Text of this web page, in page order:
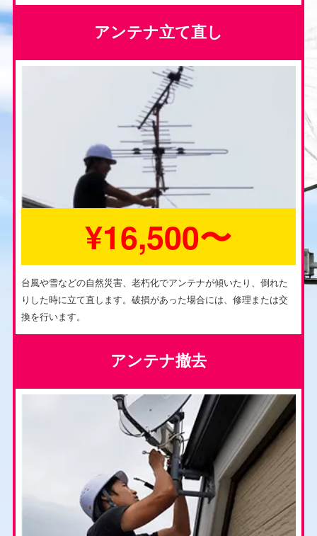
アンテナ立て直し
¥16,500〜
台風や雪などの自然災害、老朽化でアンテナが傾いたり、倒れた
りした時に立て直します。破損があった場合には、修理または交
換を行います。
アンテナ撤去